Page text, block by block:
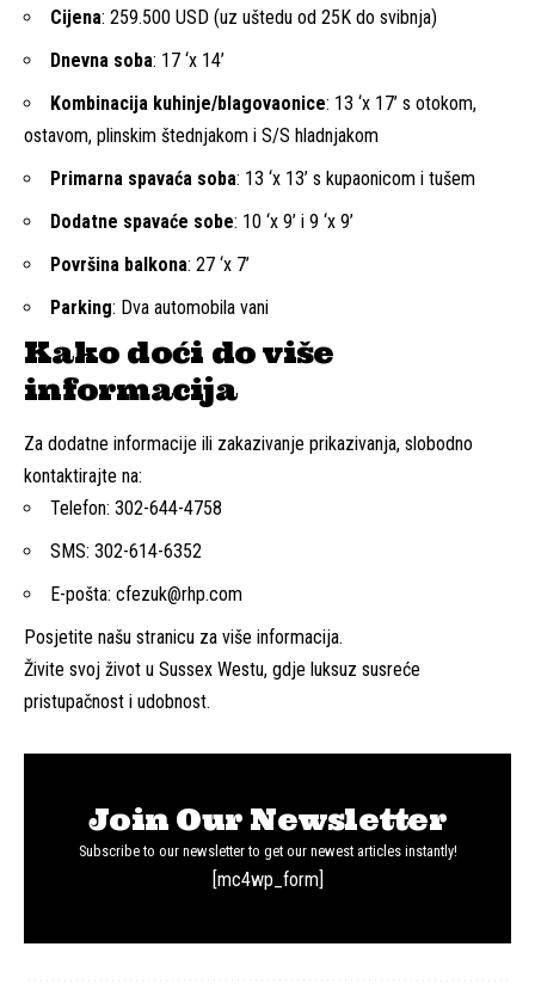
Cijena: 259.500 USD (uz uštedu od 25K do svibnja)
Dnevna soba: 17 ‘x 14’
Kombinacija kuhinje/blagovaonice: 13 ‘x 17’ s otokom,
ostavom, plinskim štednjakom i S/S hladnjakom
Primarna spavaća soba: 13 ‘x 13’ s kupaonicom i tušem
Dodatne spavaće sobe: 10 ‘x 9’ i 9 ‘x 9’
Površina balkona: 27 ‘x 7’
Parking: Dva automobila vani
Kako doći do više
informacija
Za dodatne informacije ili zakazivanje prikazivanja, slobodno
kontaktirajte na:
Telefon: 302-644-4758
SMS: 302-614-6352
E-pošta: cfezuk@rhp.com
Posjetite našu stranicu za više informacija.
Živite svoj život u Sussex Westu, gdje luksuz susreće
pristupačnost i udobnost.
Join Our Newsletter
Subscribe to our newsletter to get our newest articles instantly!
[mc4wp_form]